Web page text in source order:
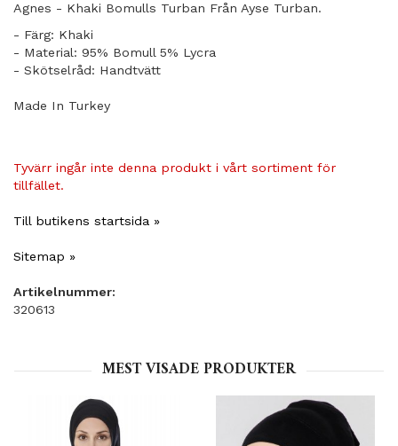
Agnes - Khaki Bomulls Turban Från Ayse Turban.
- Färg: Khaki
- Material: 95% Bomull 5% Lycra
- Skötselråd: Handtvätt
Made In Turkey
Tyvärr ingår inte denna produkt i vårt sortiment för
tillfället.
Till butikens startsida »
Sitemap »
Artikelnummer:
320613
MEST VISADE PRODUKTER